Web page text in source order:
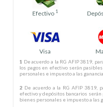
la mayoria de estos
avenida principal. Fiesta,
Efectivo 1
Visa
1 De acuerdo a la RG AFIP 3819,
los pagos en efectivo serán
personales e impuesto a las
2 De acuerdo a la RG AFIP 3819,
efectivo y depósitos bancarios
bienes personales e impuesto a las